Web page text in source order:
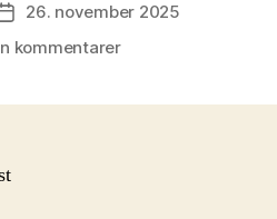
Indlægsdato
26. november 2025
kommentarertil